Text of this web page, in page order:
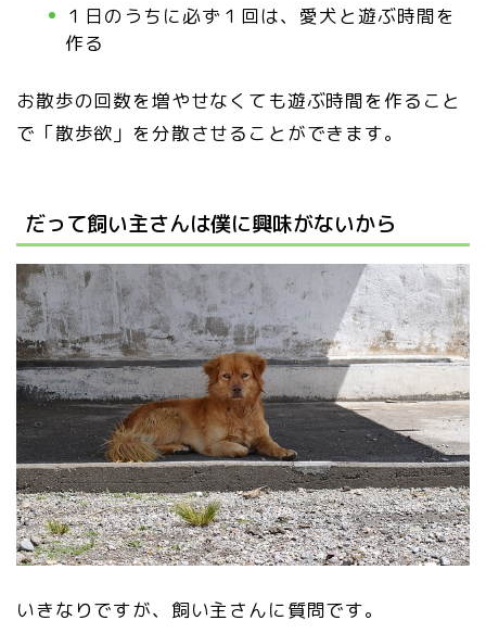
１日のうちに必ず１回は、愛犬と遊ぶ時間を
作る
お散歩の回数を増やせなくても遊ぶ時間を作ること
で「散歩欲」を分散させることができます。
だって飼い主さんは僕に興味がないから
いきなりですが、飼い主さんに質問です。